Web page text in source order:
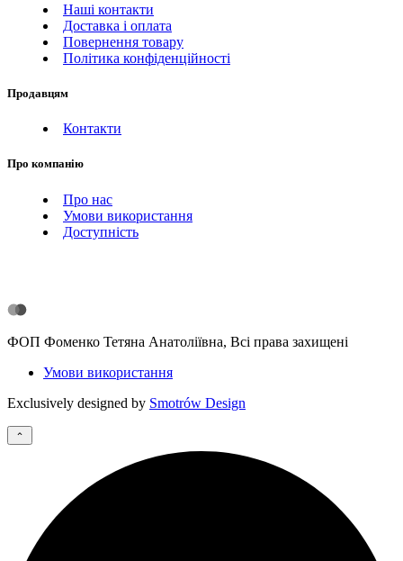
Наші контакти
Доставка і оплата
Повернення товару
Політика конфіденційності
Продавцям
Контакти
Про компанію
Про нас
Умови використання
Доступність
ФОП Фоменко Тетяна Анатоліївна, Всі права захищені
Умови використання
Exclusively designed by Smotrów Design